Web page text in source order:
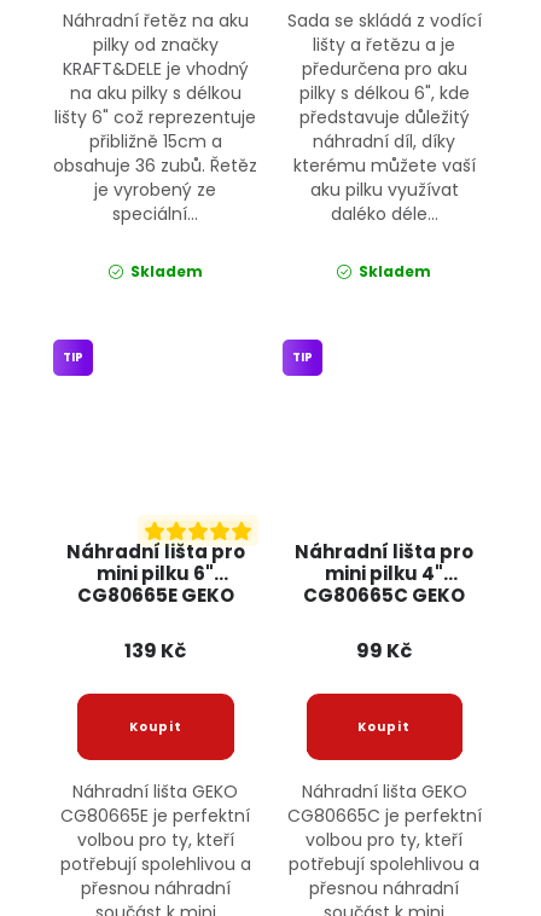
Náhradní řetěz na aku
pilky od značky
KRAFT&DELE je vhodný
na aku pilky s délkou
lišty 6" což reprezentuje
přibližně 15cm a
obsahuje 36 zubů. Řetěz
je vyrobený ze
speciální...
Skladem
Sada se skládá z vodící
lišty a řetězu a je
předurčena pro aku
pilky s délkou 6", kde
představuje důležitý
náhradní díl, díky
kterému můžete vaší
aku pilku využívat
daléko déle...
Skladem
Náhradní lišta pro
mini pilku 6"
CG80665E GEKO
TIP
139 Kč
Náhradní lišta GEKO
CG80665E je perfektní
volbou pro ty, kteří
potřebují spolehlivou a
přesnou náhradní
Náhradní lišta pro
mini pilku 4"
CG80665C GEKO
TIP
99 Kč
Náhradní lišta GEKO
CG80665C je perfektní
volbou pro ty, kteří
potřebují spolehlivou a
přesnou náhradní